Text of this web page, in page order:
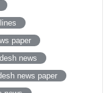
paper
news
news paper